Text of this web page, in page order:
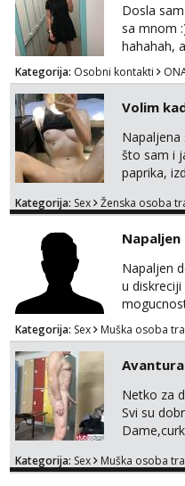
Dosla
sa mnom
hahahah,
razmislit
tamo,
Kategorija: Osobni kontakti
Volim
Napaljena
što sam i
paprika,
bilo kad i
tamo,
Kategorija: Sex Ženska osoba
Napaljen
Napaljen
u
pisite na
Kategorija: Sex Muška osoba
Avantura
Netko za
Svi su
nemam
Kategorija: Sex Muška osoba